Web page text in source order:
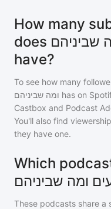
How many
does שיחות על אירועים ומה שביניהם
have?
To see how many
ומה שביניהם has on
Castbox and Podcast
You'll also find
they have one.
Which
These podcasts share a